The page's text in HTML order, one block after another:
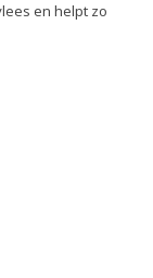
en helpt zo